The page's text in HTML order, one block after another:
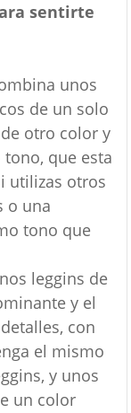
sentirte
unos
de un solo
otro color y
que esta
utilizas otros
o una
tono que
leggins de
y el
con
el mismo
y unos
un color